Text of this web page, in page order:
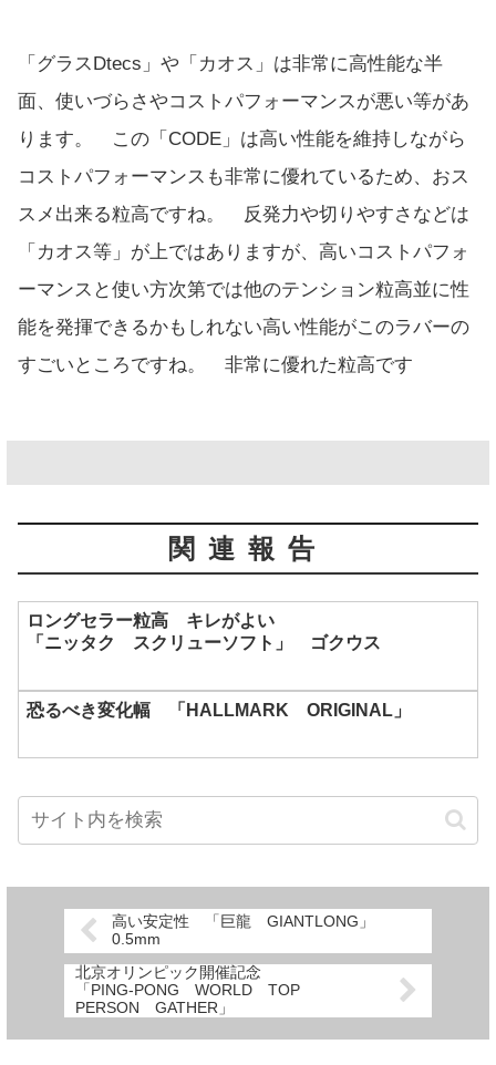
「グラスDtecs」や「カオス」は非常に高性能な半
面、使いづらさやコストパフォーマンスが悪い等があ
ります。 この「CODE」は高い性能を維持しながら
コストパフォーマンスも非常に優れているため、おス
スメ出来る粒高ですね。 反発力や切りやすさなどは
「カオス等」が上ではありますが、高いコストパフォ
ーマンスと使い方次第では他のテンション粒高並に性
能を発揮できるかもしれない高い性能がこのラバーの
すごいところですね。 非常に優れた粒高です
関連報告
ロングセラー粒高 キレがよい
「ニッタク スクリューソフト」 ゴクウス
恐るべき変化幅 「HALLMARK ORIGINAL」
高い安定性 「巨龍 GIANTLONG」
0.5mm
北京オリンピック開催記念
「PING‐PONG WORLD TOP
PERSON GATHER」